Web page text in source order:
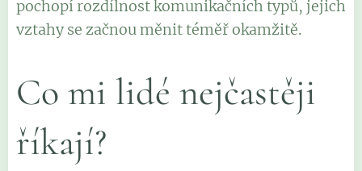
pochopí rozdílnost komunikačních typů, jejich
vztahy se začnou měnit téměř okamžitě.
Co mi lidé nejčastěji
říkají?